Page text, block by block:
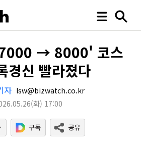
→ 8000' 코스
경신 빨라졌다
자 lsw@bizwatch.co.kr
(화) 17:00